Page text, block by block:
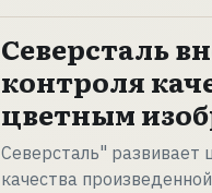
Северсталь
контроля
цветным
Северсталь"
качества